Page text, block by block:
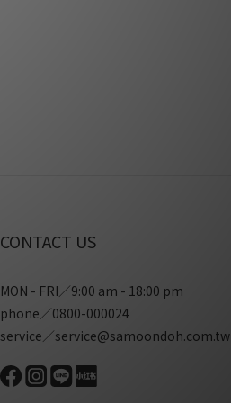
CONTACT US
MON - FRI／9:00 am - 18:00 pm
phone／0800-000024
service／service@samoondoh.com.tw